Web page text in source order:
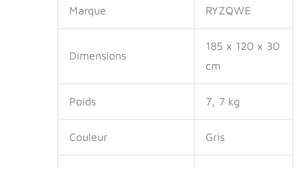
simplement la
machine à laver for
le nettoyer.
Marque RYZQWE
Dimensions
185 x 120 x 30
cm
Poids 7, 7 kg
Couleur Gris